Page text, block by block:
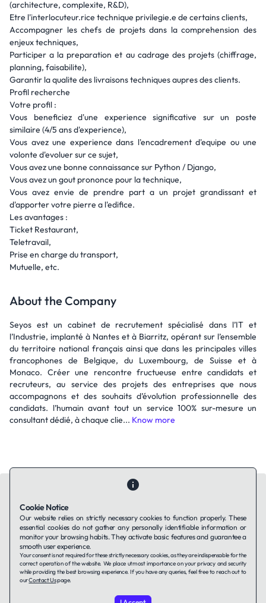
(architecture, complexite, R&D),
Etre l'interlocuteur.rice technique privilegie.e de certains clients,
Accompagner les chefs de projets dans la comprehension des
enjeux techniques,
Participer a la preparation et au cadrage des projets (chiffrage,
planning, faisabilite),
Garantir la qualite des livraisons techniques aupres des clients.
Profil recherche
Votre profil :
Vous beneficiez d'une experience significative sur un poste
similaire (4/5 ans d'experience),
Vous avez une experience dans l'encadrement d'equipe ou une
volonte d'evoluer sur ce sujet,
Vous avez une bonne connaissance sur Python / Django,
Vous avez un gout prononce pour la technique,
Vous avez envie de prendre part a un projet grandissant et
d'apporter votre pierre a l'edifice.
Les avantages :
Ticket Restaurant,
Teletravail,
Prise en charge du transport,
Mutuelle, etc.
About the Company
Seyos est un cabinet de recrutement spécialisé dans l’IT et
l’Industrie, implanté à Nantes et à Biarritz, opérant sur l’ensemble
du territoire national français ainsi que dans les principales villes
francophones de Belgique, du Luxembourg, de Suisse et à
Monaco. Créer une rencontre fructueuse entre candidats et
recruteurs, au service des projets des entreprises que nous
accompagnons et des souhaits d’évolution professionnelle des
candidats. l’humain avant tout un service 100% sur-mesure un
consultant dédié, à chaque clie... Know more
Contact UsAbout UsCompanies using TAFFinPrivacy Policy
Terms of Service
LinkedIn
Cookie Notice
Our website relies on strictly necessary cookies to function properly. These
essential cookies do not gather any personally identifiable information or
monitor your browsing habits. They activate basic features and guarantee a
smooth user experience.
Your consent is not required for these strictly necessary cookies, as they are indispensable for the
correct operation of the website. We place utmost importance on your privacy and security
while providing the best browsing experience. If you have any queries, feel free to reach out to
ourContact Uspage.